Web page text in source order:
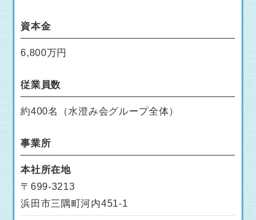
資本金
6,800万円
従業員数
約400名（水澄み会グループ全体）
事業所
本社所在地
〒699-3213
浜田市三隅町河内451-1